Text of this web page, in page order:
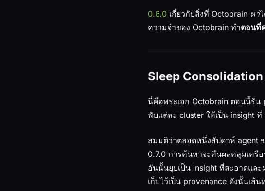
0.6.0 เกี่ยวกับสิ่งที่ Octobrain หา
ความจำของ Octobrain ทำตอนที่
Sleep Consolidation
นี่คือพระเอก Octobrain ตอนนี้รัน
พับแต่ละ cluster ให้เป็น insight ที่
สมมติว่าตลอดหนึ่งสัปดาห์ agent
0.7.0 การค้นหาจะคืนผลคลุมเค
อันนั้นยุบเป็น insight ที่สะอาดแล
เก็บไว้เป็น provenance ดังนั้นเส้